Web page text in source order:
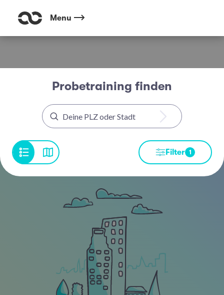
Menu
Probetraining finden
Filter 1